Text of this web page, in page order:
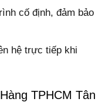
cố định, đảm bảo
hệ trực tiếp khi
TPHCM Tân